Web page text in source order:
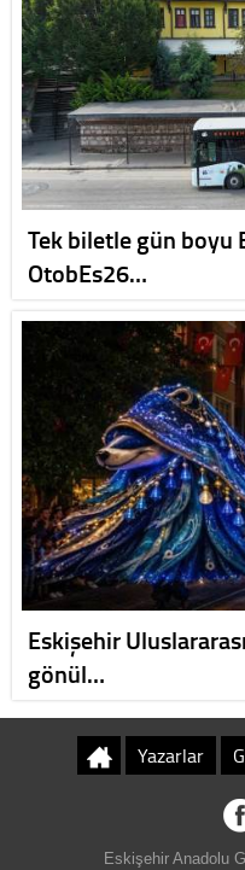
Tek biletle gün boyu
OtobEs26…
Eskişehir
gönül…
Yazarlar
Eskişehir Anadolu